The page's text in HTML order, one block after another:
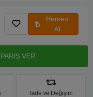
Hemen
Al
VER
İade ve Değişim